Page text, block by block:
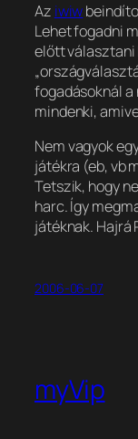
Az iwiw
Lehet fogadni
előtt választani
fogadásoknál a
mindenki,
Nem vagyok
játékra (eb, vb
Tetszik, hogy
harc. Így
játéknak. Hajrá
2006-06-07
myVip